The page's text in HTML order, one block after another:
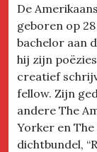
De
geboren op
bachelor aan
hij zijn
creatief
fellow. Zijn
andere The
Yorker en
dichtbundel,